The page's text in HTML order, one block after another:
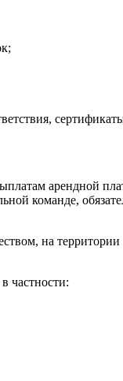
арендной
команде,
на территории
частности: